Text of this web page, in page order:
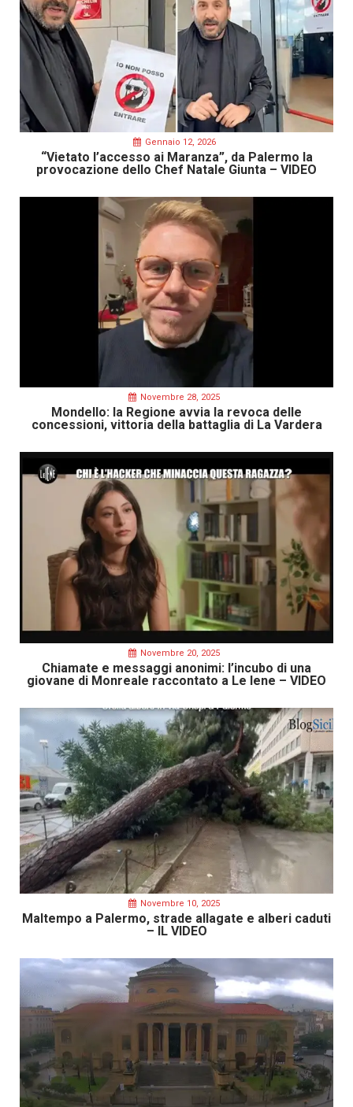
Gennaio 12, 2026
“Vietato l’accesso ai Maranza”, da Palermo la
provocazione dello Chef Natale Giunta – VIDEO
Novembre 28, 2025
Mondello: la Regione avvia la revoca delle
concessioni, vittoria della battaglia di La Vardera
Novembre 20, 2025
Chiamate e messaggi anonimi: l’incubo di una
giovane di Monreale raccontato a Le Iene – VIDEO
Novembre 10, 2025
Maltempo a Palermo, strade allagate e alberi caduti
– IL VIDEO